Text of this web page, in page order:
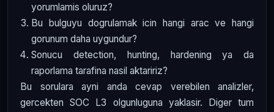
yorumlamis oluruz?
Bu bulguyu dogrulamak icin hangi arac ve hangi
gorunum daha uygundur?
Sonucu detection, hunting, hardening ya da
raporlama tarafina nasil aktaririz?
Bu sorulara ayni anda cevap verebilen analizler,
gercekten SOC L3 olgunluguna yaklasir. Diger tum